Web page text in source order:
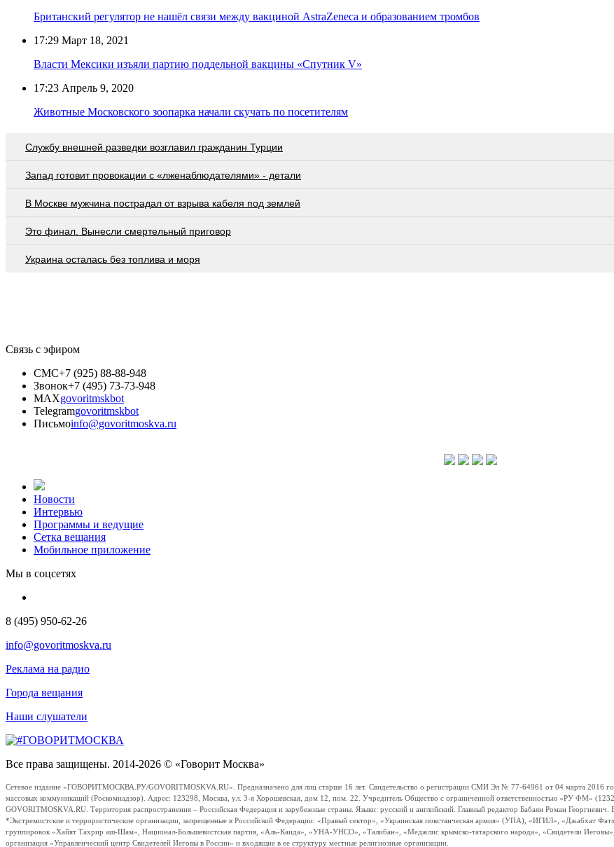
Британский регулятор не нашёл связи между вакциной AstraZeneca и образованием тромбов
17:29 Март 18, 2021
Власти Мексики изъяли партию поддельной вакцины «Спутник V»
17:23 Апрель 9, 2020
Животные Московского зоопарка начали скучать по посетителям
Службу внешней разведки возглавил гражданин Турции
Запад готовит провокации с «лженаблюдателями» - детали
В Москве мужчина пострадал от взрыва кабеля под землей
Это финал. Вынесли смертельный приговор
Украина осталась без топлива и моря
Связь с эфиром
СМС+7 (925) 88-88-948
Звонок+7 (495) 73-73-948
MAXgovoritmskbot
Telegramgovoritmskbot
Письмоinfo@govoritmoskva.ru
Новости
Интервью
Программы и ведущие
Сетка вещания
Мобильное приложение
Мы в соцсетях
8 (495) 950-62-26
info@govoritmoskva.ru
Реклама на радио
Города вещания
Наши слушатели
Все права защищены. 2014-2026 © «Говорит Москва»
Сетевое издание «ГОВОРИТМОСКВА.РУ/GOVORITMOSKVA.RU». Предназначено для лиц старше 16 лет. Свидетельство о регистрации СМИ Эл № 77-64961 от 04 марта 2016
массовых коммуникаций (Роскомнадзор). Адрес: 123298, Москва, ул. 3-я Хорошевская, дом 12, пом. 22. Учредитель Общество с ограниченной ответственностью «РУ ФМ»
GOVORITMOSKVA.RU. Территория распространения – Российская Федерация и зарубежные страны. Языки: русский и английский. Главный редактор Бабаян Роман
*Экстремистские и террористические организации, запрещенные в Российской Федерации: «Правый сектор», «Украинская повстанческая армия» (УПА), «ИГИЛ», «Джабхат
группировок «Хайят Тахрир аш-Шам», Национал-Большевистская партия, «Аль-Каида», «УНА-УНСО», «Талибан», «Меджлис крымско-татарского народа», «Свидетели
организация «Управленческий центр Свидетелей Иеговы в России» и входящие в ее структуру местные религиозные организации.